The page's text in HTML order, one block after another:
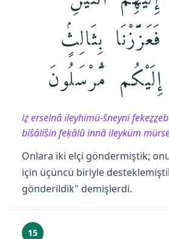
بِثَالِثٍۢ
إِلَيْكُم مُّرْسَلُونَ
iẕ erselnâ ileyhimü-ŝneyni
biŝâliŝin feḳâlû innâ ileyküm
Onlara iki elçi göndermiştik;
için üçüncü biriyle
gönderildik" demişlerdi.
15